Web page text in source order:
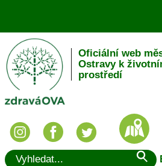
Oficiální web
Ostravy k
prostředí